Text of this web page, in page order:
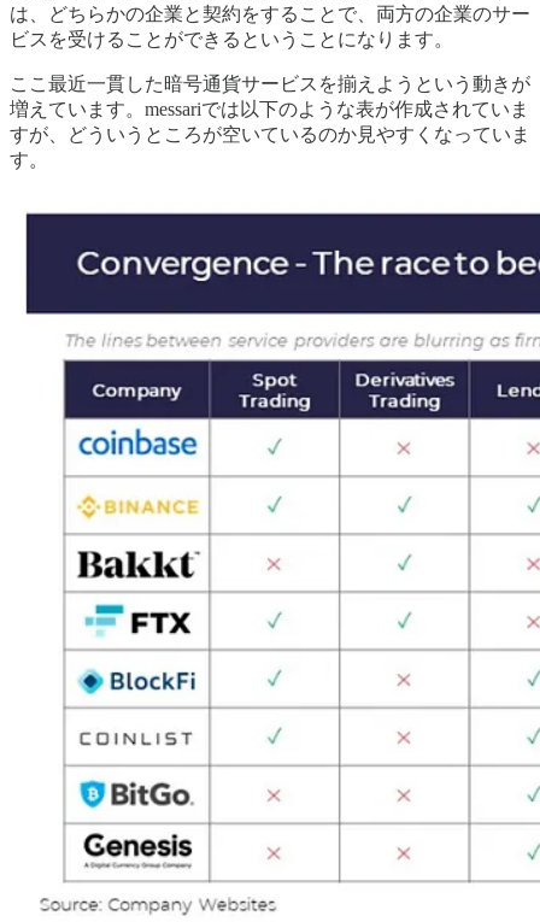
は、どちらかの企業と契約をすることで、両方の企業のサー
ビスを受けることができるということになります。
ここ最近一貫した暗号通貨サービスを揃えようという動きが
増えています。messariでは以下のような表が作成されていま
すが、どういうところが空いているのか見やすくなっていま
す。